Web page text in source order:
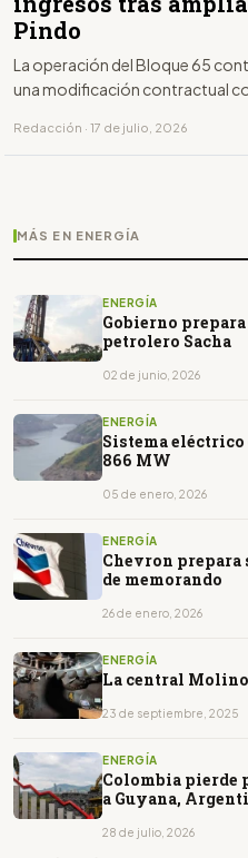
Pindo
La operación del Bloque 65
una modificación contractual
Redacción · 17 de julio, 2026
MÁS EN ENERGÍA
ENERGÍA
Gobierno
petrolero Sacha
02 de junio, 2026
ENERGÍA
Sistema eléctrico
866 MW
05 de enero, 2026
ENERGÍA
Chevron prepara
de memorando
26 de enero, 2026
ENERGÍA
La central
23 de septiembre, 2025
ENERGÍA
Colombia pierde
a Guyana,
28 de julio, 2026